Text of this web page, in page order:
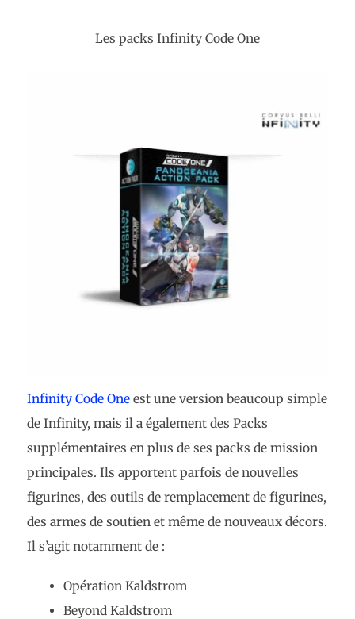
Les packs Infinity Code One
Infinity Code Oneest une version beaucoup simple
de Infinity, mais il a également des Packs
supplémentaires en plus de ses packs de mission
principales. Ils apportent parfois de nouvelles
figurines, des outils de remplacement de figurines,
des armes de soutien et même de nouveaux décors.
Il s’agit notamment de :
Opération Kaldstrom
Beyond Kaldstrom